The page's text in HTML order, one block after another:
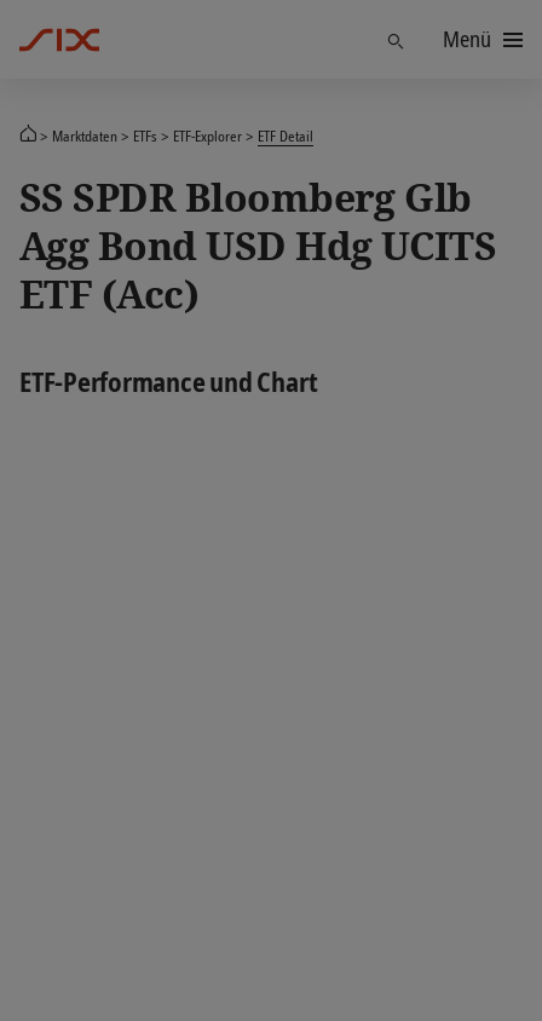
FindenMenü
Marktdaten ETFs ETF-Explorer ETF Detail
SS SPDR Bloomberg Glb
Agg Bond USD Hdg UCITS
ETF (Acc)
ETF-Performance und Chart